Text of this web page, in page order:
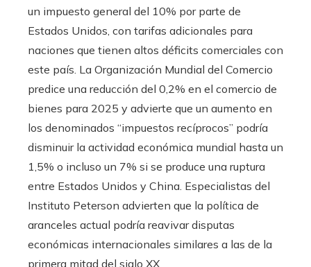
un impuesto general del 10% por parte de
Estados Unidos, con tarifas adicionales para
naciones que tienen altos déficits comerciales con
este país. La Organización Mundial del Comercio
predice una reducción del 0,2% en el comercio de
bienes para 2025 y advierte que un aumento en
los denominados “impuestos recíprocos” podría
disminuir la actividad económica mundial hasta un
1,5% o incluso un 7% si se produce una ruptura
entre Estados Unidos y China. Especialistas del
Instituto Peterson advierten que la política de
aranceles actual podría reavivar disputas
económicas internacionales similares a las de la
primera mitad del siglo XX.